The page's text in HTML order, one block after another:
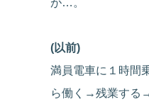
(以前)
満員電車に１時間
ら働く→残業する